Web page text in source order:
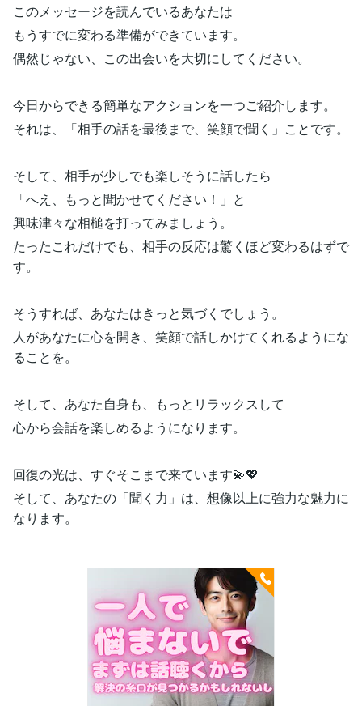
このメッセージを読んでいるあなたは
もうすでに変わる準備ができています。
偶然じゃない、この出会いを大切にしてください。
今日からできる簡単なアクションを一つご紹介します。
それは、「相手の話を最後まで、笑顔で聞く」ことです。
そして、相手が少しでも楽しそうに話したら
「へえ、もっと聞かせてください！」と
興味津々な相槌を打ってみましょう。
たったこれだけでも、相手の反応は驚くほど変わるはずで
す。
そうすれば、あなたはきっと気づくでしょう。
人があなたに心を開き、笑顔で話しかけてくれるようにな
ることを。
そして、あなた自身も、もっとリラックスして
心から会話を楽しめるようになります。
回復の光は、すぐそこまで来ています💫💖
そして、あなたの「聞く力」は、想像以上に強力な魅力に
なります。